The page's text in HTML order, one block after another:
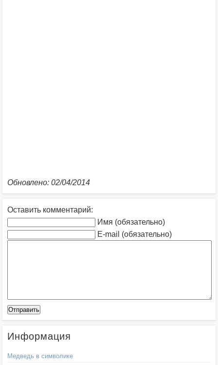
Обновлено: 02/04/2014
Оставить комментарий:
Имя (обязательно)
E-mail (обязательно)
Информация
Медведь в символике